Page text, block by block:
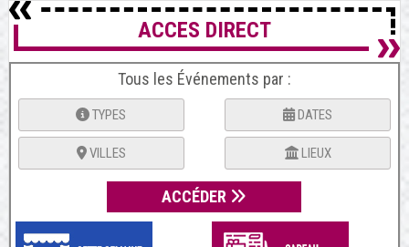
ACCES DIRECT
Tous les Événements par :
TYPES DATES
VILLES LIEUX
ACCÉDER